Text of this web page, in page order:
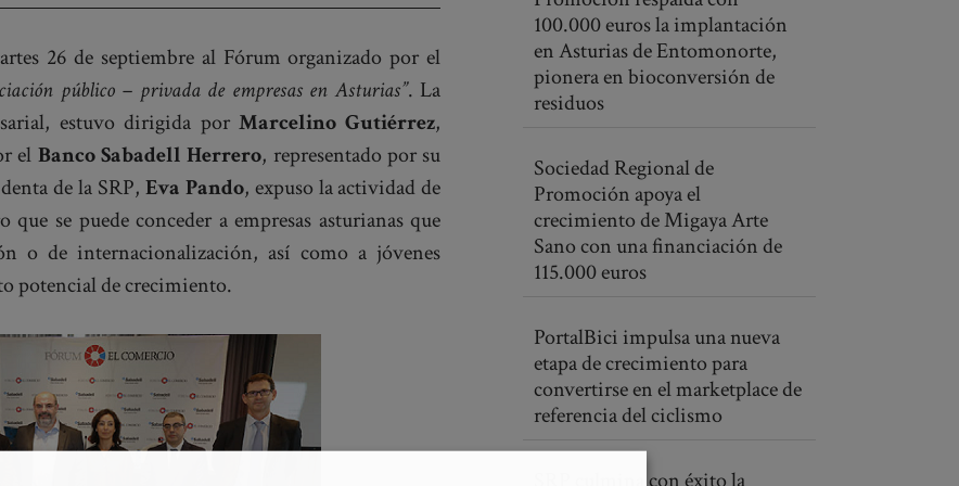
26 de septiembre al Fórum organizado por el
público – privada de empresas en Asturias”. La
estuvo dirigida por Marcelino Gutiérrez,
el Banco Sabadell Herrero, representado por su
de la SRP, Eva Pando, expuso la actividad de
se puede conceder a empresas asturianas que
o de internacionalización, así como a jóvenes
potencial de crecimiento.
100.000 euros la implantación
en Asturias de Entomonorte,
pionera en bioconversión de
residuos
Sociedad Regional de
Promoción apoya el
crecimiento de Migaya Arte
Sano con una financiación de
115.000 euros
PortalBici impulsa una nueva
etapa de crecimiento para
convertirse en el marketplace de
referencia del ciclismo